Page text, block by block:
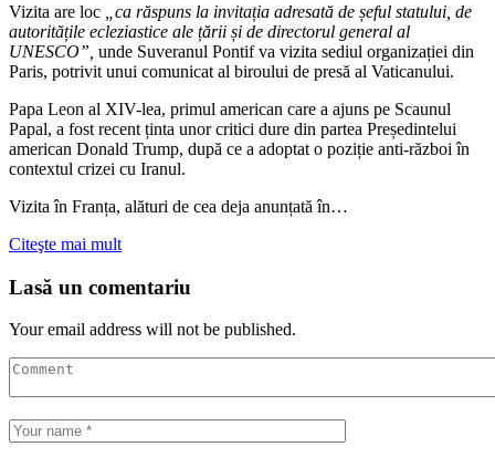
Vizita are loc
„ca răspuns la invitația adresată de șeful statului, de
autoritățile ecleziastice ale țării și de directorul general al
UNESCO”, unde Suveranul Pontif va vizita sediul organizației din
Paris, potrivit unui comunicat al biroului de presă al Vaticanului.
Papa Leon al XIV-lea, primul american care a ajuns pe Scaunul
Papal, a fost recent ținta unor critici dure din partea Președintelui
american Donald Trump, după ce a adoptat o poziție anti-război în
contextul crizei cu Iranul.
Vizita în Franța, alături de cea deja anunțată în…
Citeşte mai mult
Lasă un comentariu
Your email address will not be published.